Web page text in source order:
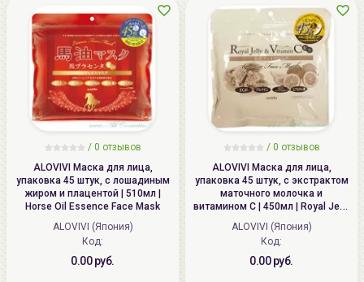
/ 0 отзывов
ALOVIVI Маска для лица,
упаковка 45 штук, с лошадиным
жиром и плацентой | 510мл |
Horse Oil Essence Face Mask
ALOVIVI (Япония)
Код:
0.00 руб.
/ 0 отзывов
ALOVIVI Маска для лица,
упаковка 45 штук, с экстрактом
маточного молочка и
витамином С | 450мл | Royal Jelly
and Vitamin C Essence Face
Mask
ALOVIVI (Япония)
Код:
0.00 руб.